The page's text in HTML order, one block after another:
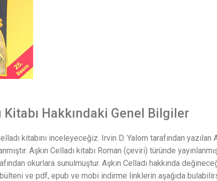
Kitabı Hakkındaki Genel Bilgiler
kitabını inceleyeceğiz. Irvin D. Yalom tarafından yazılan
Aşkın Celladı kitabı Roman (çeviri) türünde
okurlara sunulmuştur. Aşkın Celladı hakkında
ve pdf, epub ve mobi indirme linklerin aşağıda